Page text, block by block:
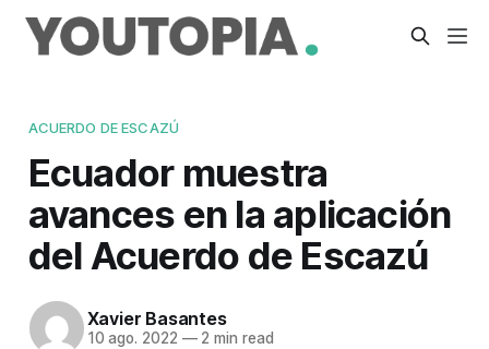
ACUERDO DE ESCAZÚ
Ecuador muestra
avances en la aplicación
del Acuerdo de Escazú
Xavier Basantes
10 ago. 2022 —2 min read